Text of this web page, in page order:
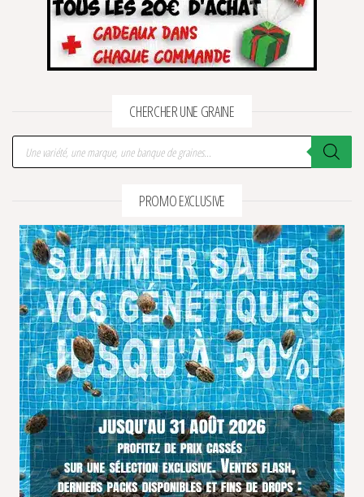
CHERCHER UNE GRAINE
Recherche de produits
PROMO EXCLUSIVE